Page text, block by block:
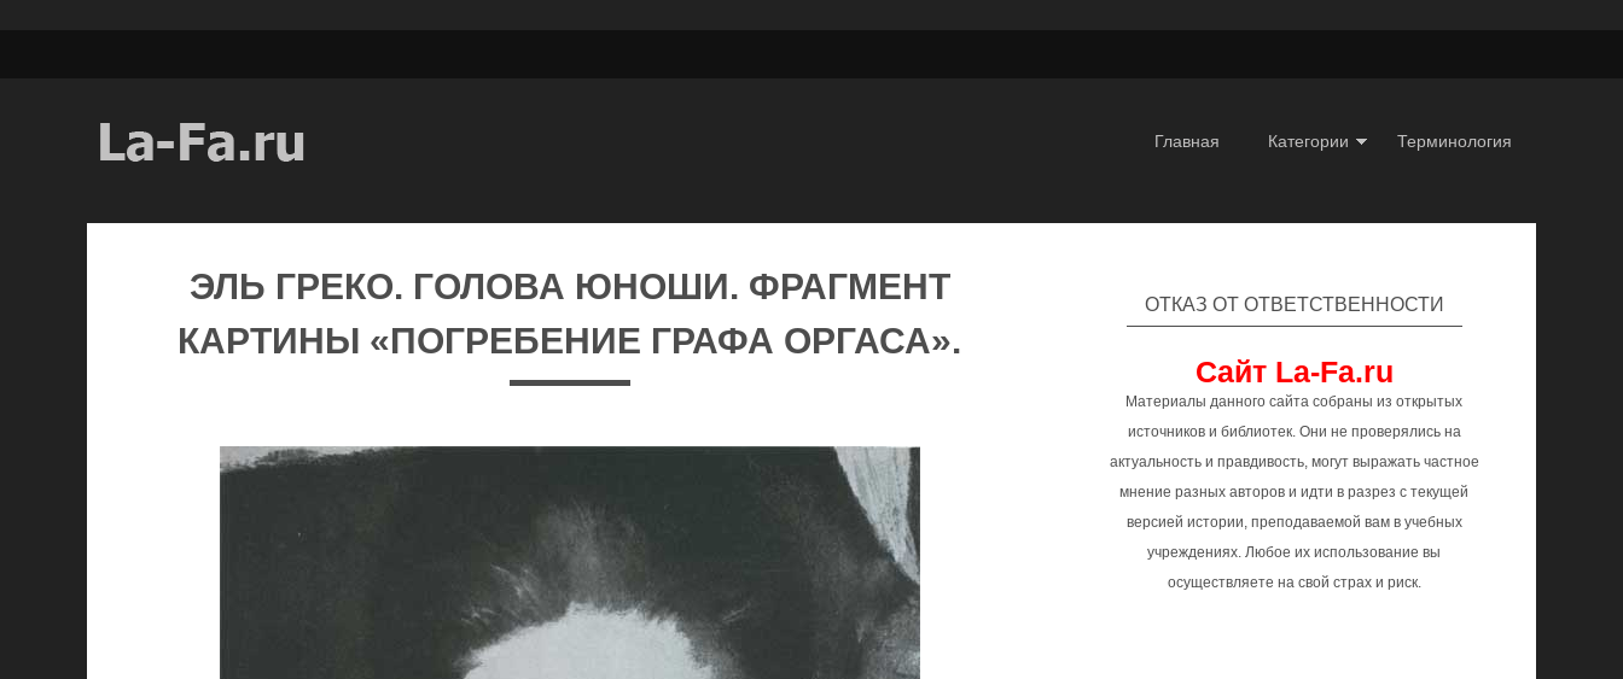
Главная Категории Терминология
ЭЛЬ ГРЕКО. ГОЛОВА ЮНОШИ. ФРАГМЕНТ
КАРТИНЫ «ПОГРЕБЕНИЕ ГРАФА ОРГАСА».
ОТКАЗ ОТ ОТВЕТСТВЕННОСТИ
Сайт La-Fa.ru
Материалы данного сайта собраны из открытых
источников и библиотек. Они не проверялись на
актуальность и правдивость, могут выражать частное
мнение разных авторов и идти в разрез с текущей
версией истории, преподаваемой вам в учебных
учреждениях. Любое их использование вы
осуществляете на свой страх и риск.